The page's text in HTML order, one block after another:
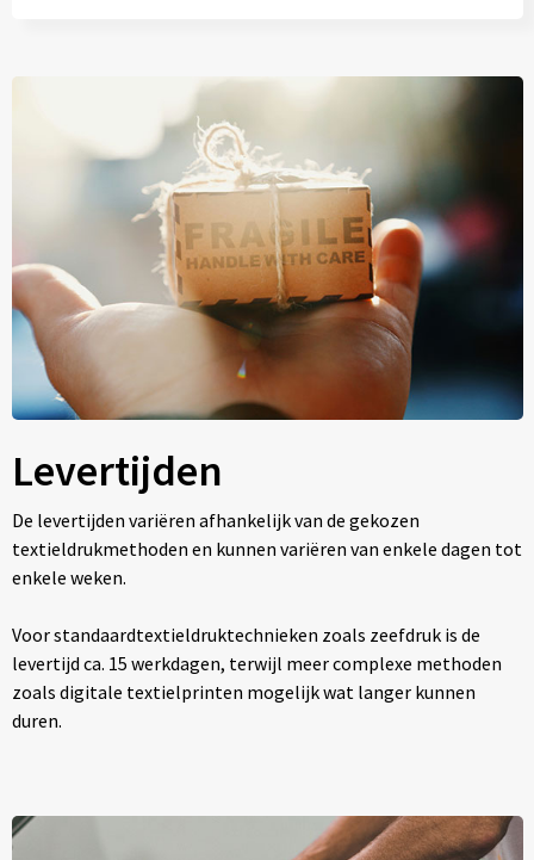
Levertijden
De levertijden variëren afhankelijk van de gekozen
textieldrukmethoden en kunnen variëren van enkele dagen tot
enkele weken.
Voor standaardtextieldruktechnieken zoals zeefdruk is de
levertijd ca. 15 werkdagen, terwijl meer complexe methoden
zoals digitale textielprinten mogelijk wat langer kunnen
duren.